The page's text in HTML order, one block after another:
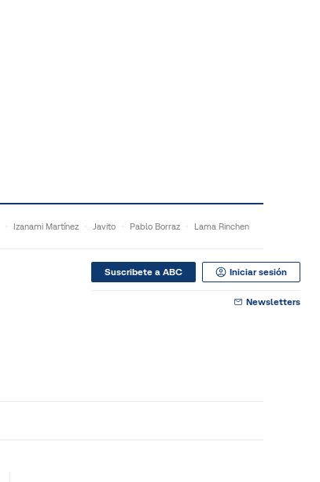
Izanami Martínez Javito Pablo Borraz Lama Rinchen
Suscribete a ABC Iniciar sesión
Newsletters